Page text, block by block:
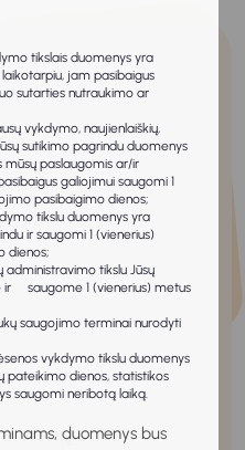
tikslais duomenys yra
jam pasibaigus
sutarties nutraukimo ar
vykdymo, naujienlaiškių,
sutikimo pagrindu duomenys
mūsų paslaugomis ar/ir
galiojimui saugomi 1
pasibaigimo dienos;
tikslu duomenys yra
ir saugomi 1 (vienerius)
dienos;
administravimo tikslu Jūsų
ir saugome 1 (vienerius) metus
saugojimo terminai nurodyti
vykdymo tikslu duomenys
pateikimo dienos, statistikos
saugomi neribotą laiką.
duomenys bus
vieną savo